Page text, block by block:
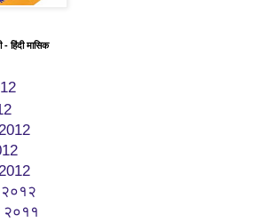
- हिंदी मासिक
२०१२
२०११